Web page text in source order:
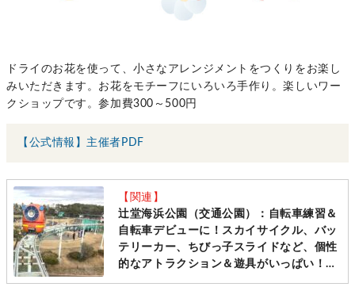
ドライのお花を使って、小さなアレンジメントをつくりをお楽し
みいただきます。お花をモチーフにいろいろ手作り。楽しいワー
クショップです。参加費300～500円
【公式情報】主催者PDF
【関連】
辻堂海浜公園（交通公園）：自転車練習＆
自転車デビューに！スカイサイクル、バッ
テリーカー、ちびっ子スライドなど、個性
的なアトラクション＆遊具がいっぱい！湘